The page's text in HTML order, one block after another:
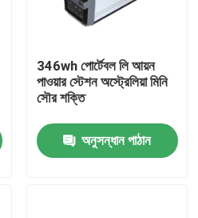
346wh পোর্টেবল লি আয়ন
পাওয়ার স্টেশন অস্ট্রেলিয়া মিনি
সৌর শক্তি
অনুসন্ধান পাঠান